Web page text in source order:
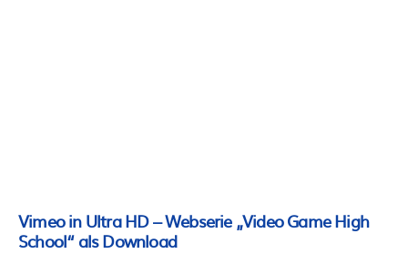
Vimeo in Ultra HD – Webserie „Video Game High
School“ als Download